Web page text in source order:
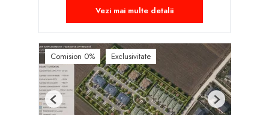
Vezi mai multe detalii
Comision 0% Exclusivitate
Previous Next